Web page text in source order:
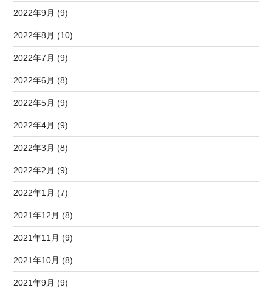
2022年9月 (9)
2022年8月 (10)
2022年7月 (9)
2022年6月 (8)
2022年5月 (9)
2022年4月 (9)
2022年3月 (8)
2022年2月 (9)
2022年1月 (7)
2021年12月 (8)
2021年11月 (9)
2021年10月 (8)
2021年9月 (9)